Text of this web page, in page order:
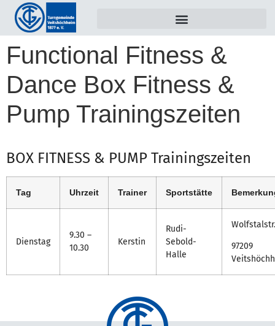
Functional Fitness &
Dance Box Fitness &
Pump Trainingszeiten
BOX FITNESS & PUMP Trainingszeiten
Tag Uhrzeit Trainer Sportstätte
Dienstag
9.30 –
10.30
Kerstin
Rudi-
Sebold-
Halle
97209